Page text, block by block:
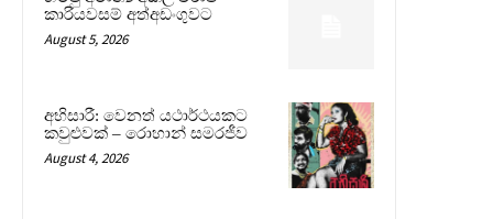
කාරියවසම් අත්අඩංගුවට
August 5, 2026
අභිසාරී: වෙනත් යථාර්ථයකට
කවුළුවක් – රොහාන් සමරජීව
August 4, 2026